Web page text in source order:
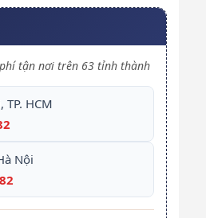
tận nơi trên 63 tỉnh thành
HCM
Nội